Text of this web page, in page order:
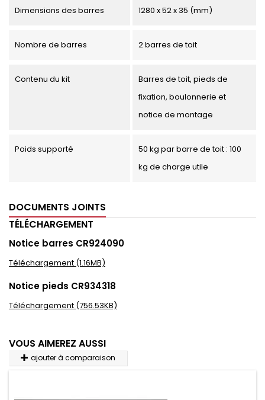
Dimensions des barres 1280 x 52 x 35 (mm)
Nombre de barres 2 barres de toit
Contenu du kit
Barres de toit, pieds de
fixation, boulonnerie et
notice de montage
Poids supporté
50 kg par barre de toit : 100
kg de charge utile
DOCUMENTS JOINTS
TÉLÉCHARGEMENT
Notice barres CR924090
Téléchargement (1.16MB)
Notice pieds CR934318
Téléchargement (756.53KB)
VOUS AIMEREZ AUSSI
ajouter à comparaison